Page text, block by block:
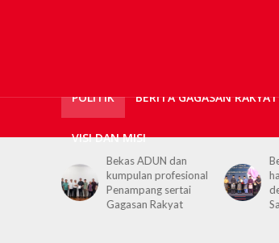
POLITIK BERITA GAGASAN RAKYAT
VISI DAN MISI
profesional
Belia Islam diseru
hayati nilai hijrah
demi masa depan
Sabah